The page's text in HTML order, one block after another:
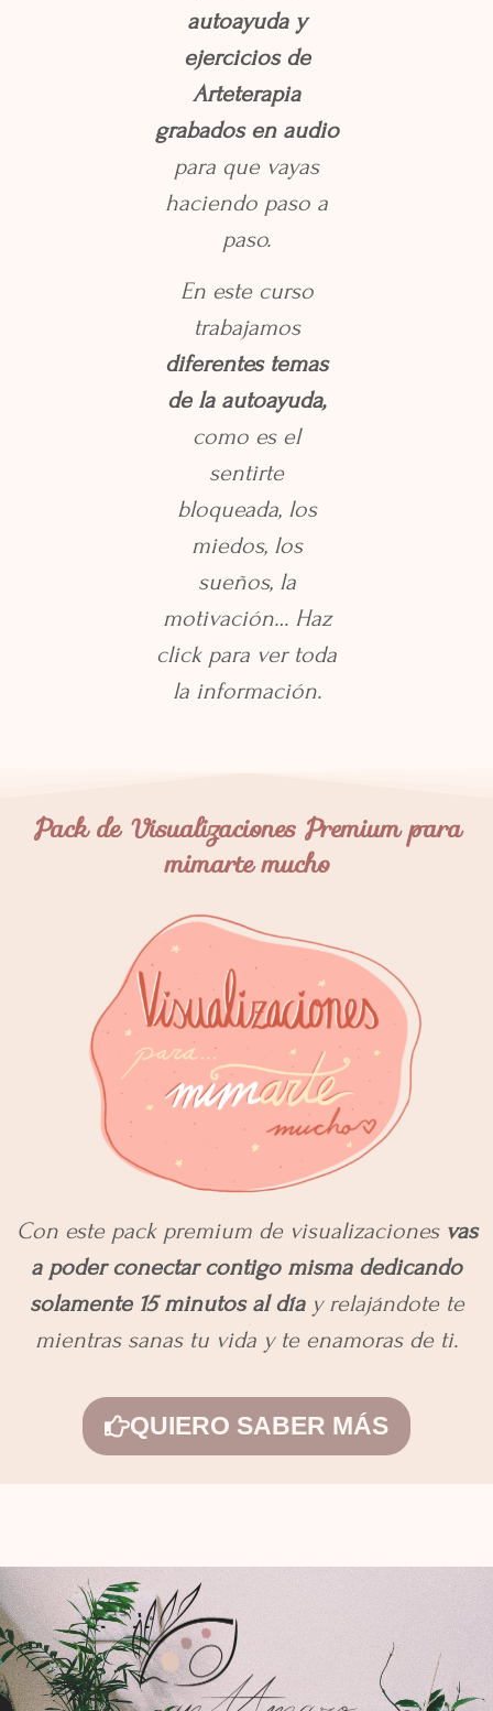
autoayuda y
ejercicios de
Arteterapia
grabados en audio
para que vayas
haciendo paso a
paso.
En este curso
trabajamos
diferentes temas
de la autoayuda,
como es el
sentirte
bloqueada, los
miedos, los
sueños, la
motivación… Haz
click para ver toda
la información.
Pack de Visualizaciones Premium para
mimarte mucho
Con este pack premium de visualizacionesvas
a poder conectar contigo misma dedicando
solamente 15 minutos al día y relajándote te
mientras sanas tu vida y te enamoras de ti.
QUIERO SABER MÁS